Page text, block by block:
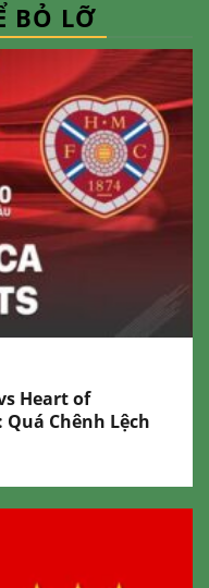
BỎ LỠ
Heart of
Chênh Lệch